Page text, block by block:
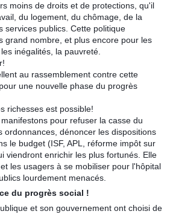
moins de droits et de protections, qu'il
du logement, du chômage, de la
services publics. Cette politique
grand nombre, et plus encore pour les
inégalités, la pauvreté.
au rassemblement contre cette
une nouvelle phase du progrès
richesses est possible!
pour refuser la casse du
ordonnances, dénoncer les dispositions
le budget (ISF, APL, réforme impôt sur
viendront enrichir les plus fortunés. Elle
les usagers à se mobiliser pour l'hôpital
lourdement menacés.
du progrès social !
et son gouvernement ont choisi de